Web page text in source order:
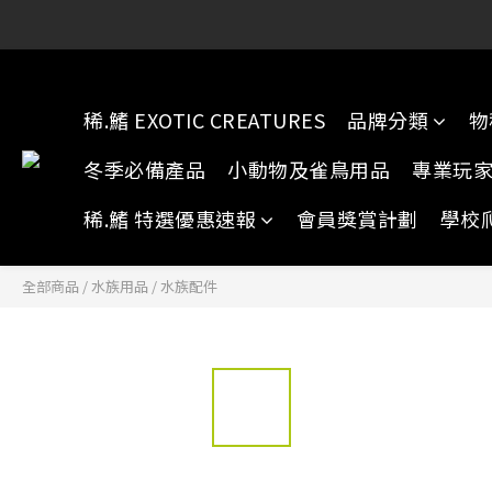
稀.鰭 EXOTIC CREATURES 品牌分類
冬季必備產品
小動物及雀鳥用品
專業玩
稀.鰭 特選優惠速報
會員獎賞計劃 學校
全部商品 / 水族用品 / 水族配件